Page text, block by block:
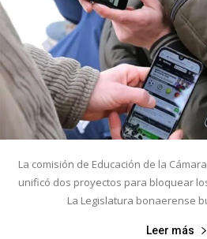
La comisión de Educación de la
unificó dos proyectos para bloquear
La Legislatura bonaerense
Leer más